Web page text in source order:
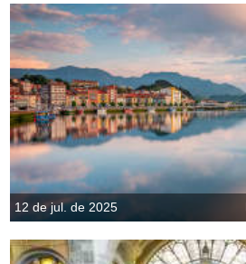
12 de jul. de 2025